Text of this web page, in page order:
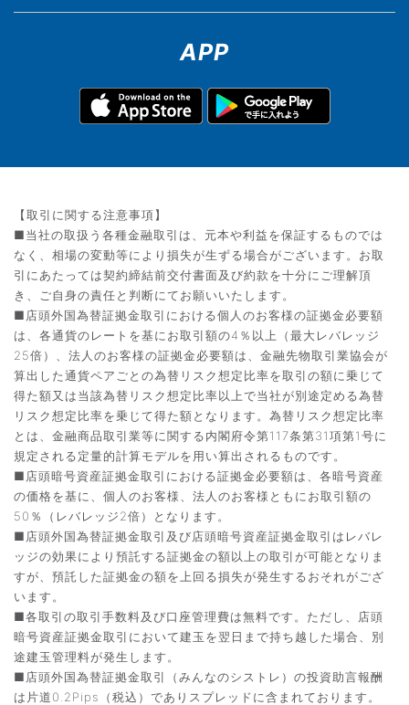
APP
【取引に関する注意事項】
■当社の取扱う各種金融取引は、元本や利益を保証するものでは
なく、相場の変動等により損失が生ずる場合がございます。お取
引にあたっては契約締結前交付書面及び約款を十分にご理解頂
き、ご自身の責任と判断にてお願いいたします。
■店頭外国為替証拠金取引における個人のお客様の証拠金必要額
は、各通貨のレートを基にお取引額の4％以上（最大レバレッジ
25倍）、法人のお客様の証拠金必要額は、金融先物取引業協会が
算出した通貨ペアごとの為替リスク想定比率を取引の額に乗じて
得た額又は当該為替リスク想定比率以上で当社が別途定める為替
リスク想定比率を乗じて得た額となります。為替リスク想定比率
とは、金融商品取引業等に関する内閣府令第117条第31項第1号に
規定される定量的計算モデルを用い算出されるものです。
■店頭暗号資産証拠金取引における証拠金必要額は、各暗号資産
の価格を基に、個人のお客様、法人のお客様ともにお取引額の
50％（レバレッジ2倍）となります。
■店頭外国為替証拠金取引及び店頭暗号資産証拠金取引はレバレ
ッジの効果により預託する証拠金の額以上の取引が可能となりま
すが、預託した証拠金の額を上回る損失が発生するおそれがござ
います。
■各取引の取引手数料及び口座管理費は無料です。ただし、店頭
暗号資産証拠金取引において建玉を翌日まで持ち越した場合、別
途建玉管理料が発生します。
■店頭外国為替証拠金取引（みんなのシストレ）の投資助言報酬
は片道0.2Pips（税込）でありスプレッドに含まれております。